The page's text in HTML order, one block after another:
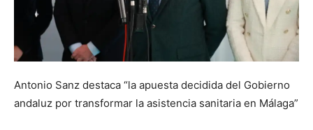
Antonio Sanz destaca “la apuesta decidida del Gobierno
andaluz por transformar la asistencia sanitaria en Málaga”